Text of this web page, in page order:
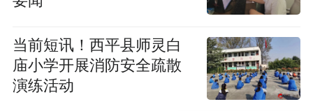
当前短讯！​西平县师灵白
庙小学开展消防安全疏散
演练活动